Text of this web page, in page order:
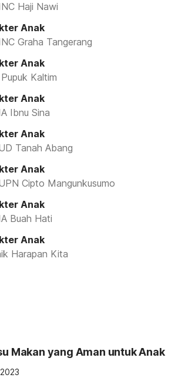
Haji Nawi
Anak
Graha Tangerang
Anak
Kaltim
Anak
Ibnu Sina
Anak
Tanah Abang
Anak
Cipto Mangunkusumo
Anak
Buah Hati
Anak
Harapan Kita
Makan yang Aman untuk Anak